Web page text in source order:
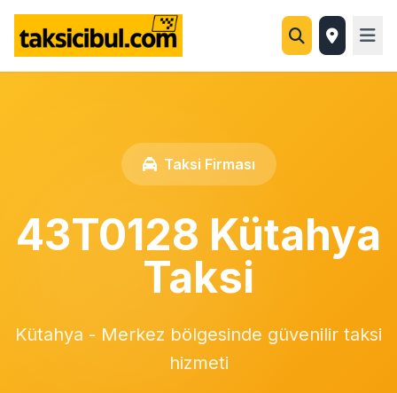
Taksi Firması
43T0128 Kütahya
Taksi
Kütahya - Merkez bölgesinde güvenilir taksi
hizmeti